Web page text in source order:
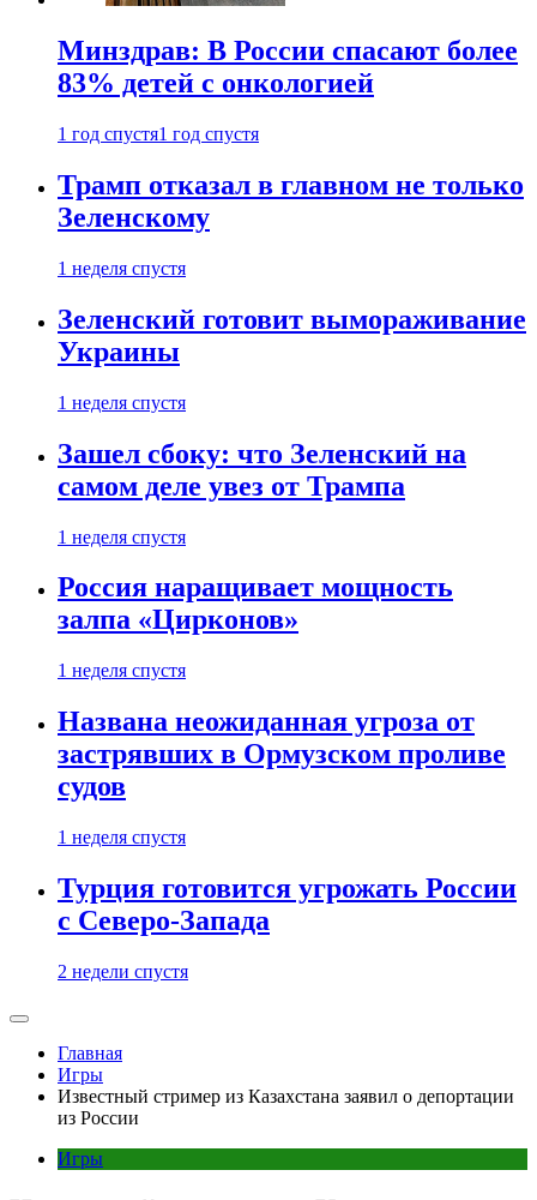
Минздрав: В России спасают более
83% детей с онкологией
1 год спустя1 год спустя
Трамп отказал в главном не только
Зеленскому
1 неделя спустя
Зеленский готовит вымораживание
Украины
1 неделя спустя
Зашел сбоку: что Зеленский на
самом деле увез от Трампа
1 неделя спустя
Россия наращивает мощность
залпа «Цирконов»
1 неделя спустя
Названа неожиданная угроза от
застрявших в Ормузском проливе
судов
1 неделя спустя
Турция готовится угрожать России
с Северо-Запада
2 недели спустя
Главная
Игры
Известный стример из Казахстана заявил о депортации
из России
Игры